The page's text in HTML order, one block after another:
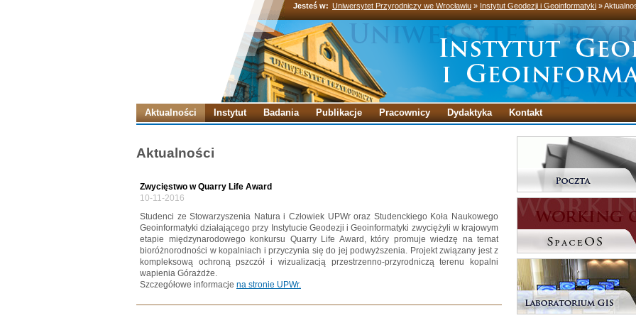
Jesteś w: Uniwersytet Przyrodniczy we Wrocławiu » Instytut Geodezji i Geoinformatyki »
Aktualności Instytut Badania Publikacje Pracownicy Dydaktyka Kontakt
Aktualności
Zwycięstwo w Quarry Life Award
10-11-2016
Studenci ze Stowarzyszenia Natura i Człowiek UPWr oraz Studenckiego Koła Naukowego
Geoinformatyki działającego przy Instytucie Geodezji i Geoinformatyki zwyciężyli w krajowym
etapie międzynarodowego konkursu Quarry Life Award, który promuje wiedzę na temat
bioróżnorodności w kopalniach i przyczynia się do jej podwyższenia. Projekt związany jest z
kompleksową ochroną pszczół i wizualizacją przestrzenno-przyrodniczą terenu kopalni
wapienia Górażdże.
Szczegółowe informacje na stronie UPWr.